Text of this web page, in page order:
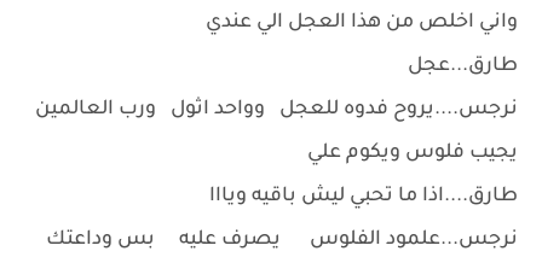
واني اخلص من هذا العجل الي عندي
طارق...عجل
نرجس....يروح فدوه للعجل وواحد اثول ورب العالمين
يجيب فلوس ويكوم علي
طارق....اذا ما تحبي ليش باقيه ويااا
نرجس...علمود الفلوس يصرف عليه بس وداعتك